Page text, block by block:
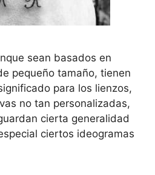
sean basados en
pequeño tamaño, tienen
para los lienzos,
no tan personalizadas,
cierta generalidad
ciertos ideogramas